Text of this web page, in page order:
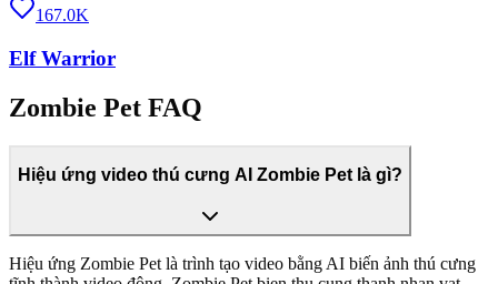
167.0K
Elf Warrior
Zombie Pet FAQ
Hiệu ứng video thú cưng AI Zombie Pet là gì?
Hiệu ứng Zombie Pet là trình tạo video bằng AI biến ảnh thú cưng